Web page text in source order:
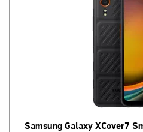
Samsung Galaxy XCover7